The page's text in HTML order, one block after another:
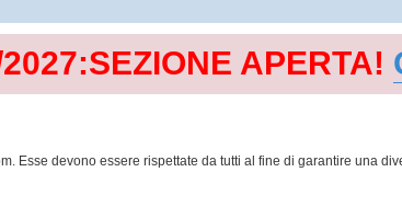
APERTA!
devono essere rispettate da tutti al fine di garantire una